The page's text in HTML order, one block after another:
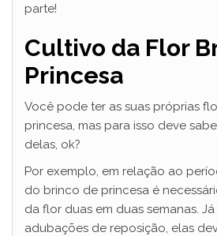
parte!
Cultivo da Flor
Princesa
Você pode ter as suas próprias
princesa, mas para isso deve
delas, ok?
Por exemplo, em relação ao
do brinco de princesa é
da flor duas em duas semanas.
adubações de reposição, elas